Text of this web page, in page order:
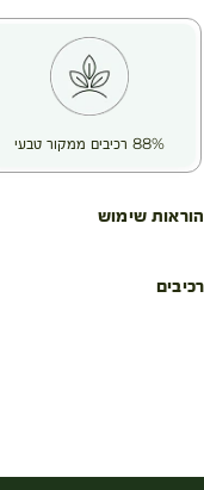
88% רכיבים ממקור טבעי
הוראות שימוש
רכיבים